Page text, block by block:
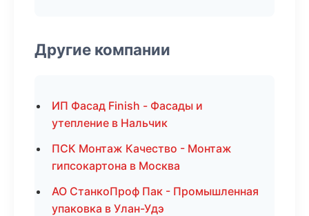
Другие компании
ИП Фасад Finish - Фасады и
утепление в Нальчик
ПСК Монтаж Качество - Монтаж
гипсокартона в Москва
АО СтанкоПроф Пак - Промышленная
упаковка в Улан-Удэ